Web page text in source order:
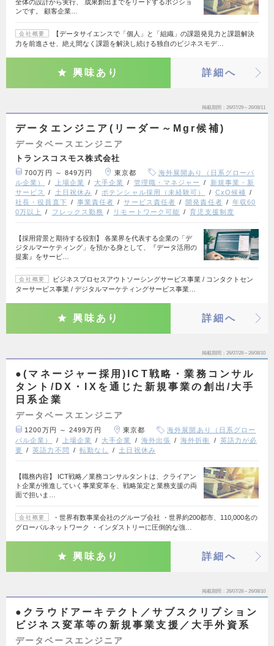
全体の設計から実行、 成果創出までをリードするポジショ
ンです。 顧客企業…
会社概要
【データサイエンスで「個人」と「組織」の課題発見力と課題解決
力を前進させ、絶え間なく課題を解決し続ける独自のビジネスモデ…
興味あり 詳細へ
掲載期間 26/07/29～26/08/11
データエンジニア(リーダー～Mgr候補)
データベースエンジニア
トランスコスモス株式会社
700万円 ～ 849万円 東京都
海外展開あり（日系グローバ
ル企業）
上場企業 大手企業 管理職・マネジャー
新規事業・新
サービス
土日祝休み ポテンシャル採用（未経験可）
CxO候補
社長・役員直下
事業責任者 サービス責任者 開発責任者
年収60
0万以上
フレックス勤務 リモートワーク可能 育児支援制度
【採用背景と期待する役割】 各業界を代表する企業の「デ
ジタルマーケティング」を預かる身として、『データ活用の
提案』をサービ…
会社概要
ビジネスプロセスアウトソーシングサービス事業 / コンタクトセン
ターサービス事業 / デジタルマーケティングサービス事業…
興味あり 詳細へ
掲載期間 26/07/28～26/08/10
●(マネージャー採用)ICT戦略・業務コンサル
タント/DX・IXを通じた新規事業の創出/大手
日系企業
データベースエンジニア
1200万円 ～ 2499万円 東京都
海外展開あり（日系グロー
バル企業）
上場企業 大手企業 海外出張 海外折衝
英語力が必
要
英語力不問 転勤なし 土日祝休み
【職務内容】 ICT戦略／業務コンサルタントは、クライアン
ト企業が推進していく事業変革を、戦略策定と業務支援の両
面で担いま…
会社概要
・世界有数事業会社のグループ会社 ・世界約200都市、110,000名の
グローバルネットワーク ・インダストリーに圧倒的な強…
興味あり 詳細へ
掲載期間 26/07/28～26/08/10
●クラウドアーキテクト／サブスクリプション
ビジネス変革等の新規事業支援／大手外資系
データベースエンジニア